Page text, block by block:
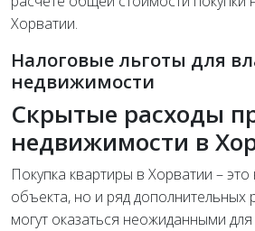
Хорватии.
Налоговые льготы для
недвижимости
Скрытые расходы
недвижимости в
Покупка квартиры в Хорватии –
объекта, но и ряд дополнительных
могут оказаться неожиданными